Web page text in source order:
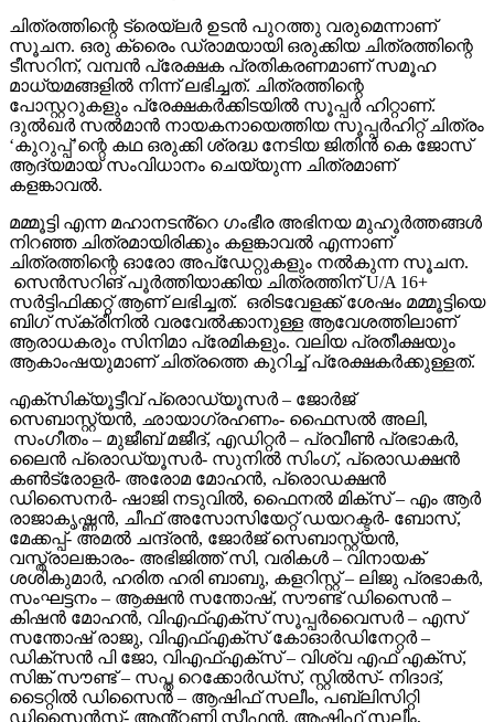
ചിത്രത്തിന്റെ ട്രെയ്‌ലർ ഉടൻ പുറത്തു വരുമെന്നാണ്
സൂചന. ഒരു ക്രൈം ഡ്രാമയായി ഒരുക്കിയ ചിത്രത്തിന്റെ
ടീസറിന്, വമ്പൻ പ്രേക്ഷക പ്രതികരണമാണ് സമൂഹ
മാധ്യമങ്ങളിൽ നിന്ന് ലഭിച്ചത്. ചിത്രത്തിന്റെ
പോസ്റ്ററുകളും പ്രേക്ഷകർക്കിടയിൽ സൂപ്പർ ഹിറ്റാണ്.
ദുൽഖർ സൽമാൻ നായകനായെത്തിയ സൂപ്പർഹിറ്റ് ചിത്രം
‘കുറുപ്പ്’ന്റെ കഥ ഒരുക്കി ശ്രദ്ധ നേടിയ ജിതിൻ കെ ജോസ്
ആദ്യമായ് സംവിധാനം ചെയ്യുന്ന ചിത്രമാണ്
കളങ്കാവൽ.
മമ്മൂട്ടി എന്ന മഹാനടൻ്റെ ഗംഭീര അഭിനയ മുഹൂർത്തങ്ങൾ
നിറഞ്ഞ ചിത്രമായിരിക്കും കളങ്കാവൽ എന്നാണ്
ചിത്രത്തിന്റെ ഓരോ അപ്‌ഡേറ്റുകളും നൽകുന്ന സൂചന.
സെൻസറിങ് പൂർത്തിയാക്കിയ ചിത്രത്തിന് U/A 16+
സർട്ടിഫിക്കറ്റ് ആണ് ലഭിച്ചത്. ഒരിടവേളക്ക് ശേഷം മമ്മൂട്ടിയെ
ബിഗ് സ്‌ക്രീനിൽ വരവേൽക്കാനുള്ള ആവേശത്തിലാണ്
ആരാധകരും സിനിമാ പ്രേമികളും. വലിയ പ്രതീക്ഷയും
ആകാംഷയുമാണ് ചിത്രത്തെ കുറിച്ച് പ്രേക്ഷകർക്കുള്ളത്.
എക്സിക്യൂട്ടീവ് പ്രൊഡ്യൂസർ – ജോർജ്
സെബാസ്റ്റ്യൻ, ഛായാഗ്രഹണം- ഫൈസൽ അലി,
സംഗീതം – മുജീബ് മജീദ്, എഡിറ്റർ – പ്രവീൺ പ്രഭാകർ,
ലൈൻ പ്രൊഡ്യൂസർ- സുനിൽ സിംഗ്, പ്രൊഡക്ഷൻ
കൺട്രോളർ- അരോമ മോഹൻ, പ്രൊഡക്ഷൻ
ഡിസൈനർ- ഷാജി നടുവിൽ, ഫൈനൽ മിക്സ് – എം ആർ
രാജാകൃഷ്ണൻ, ചീഫ് അസോസിയേറ്റ് ഡയറക്ടർ- ബോസ്,
മേക്കപ്പ്- അമൽ ചന്ദ്രൻ, ജോർജ് സെബാസ്റ്റ്യൻ,
വസ്ത്രാലങ്കാരം- അഭിജിത്ത് സി, വരികൾ – വിനായക്
ശശികുമാർ, ഹരിത ഹരി ബാബു, കളറിസ്റ്റ് – ലിജു പ്രഭാകർ,
സംഘട്ടനം – ആക്ഷൻ സന്തോഷ്, സൗണ്ട് ഡിസൈൻ –
കിഷൻ മോഹൻ, വിഎഫ്എക്സ് സൂപ്പർവൈസർ – എസ്
സന്തോഷ് രാജു, വിഎഫ്എക്സ് കോഓർഡിനേറ്റർ –
ഡിക്സൻ പി ജോ, വിഎഫ്എക്സ് – വിശ്വ എഫ് എക്സ്,
സിങ്ക് സൗണ്ട് – സപ്ത റെക്കോർഡ്സ്, സ്റ്റിൽസ്- നിദാദ്,
ടൈറ്റിൽ ഡിസൈൻ – ആഷിഫ് സലീം, പബ്ലിസിറ്റി
ഡിസൈൻസ്- ആൻ്റണി സ്റ്റീഫൻ, ആഷിഫ് സലീം,